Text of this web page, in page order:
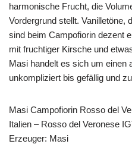
harmonische Frucht, die
Vordergrund stellt. Vanilletöne,
sind beim Campofiorin dezent
mit fruchtiger Kirsche und
Masi handelt es sich um einen
unkompliziert bis gefällig und
Masi Campofiorin Rosso del
Italien – Rosso del Veronese
Erzeuger: Masi